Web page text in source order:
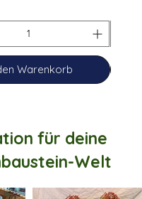
Warenkorb
für deine
Welt